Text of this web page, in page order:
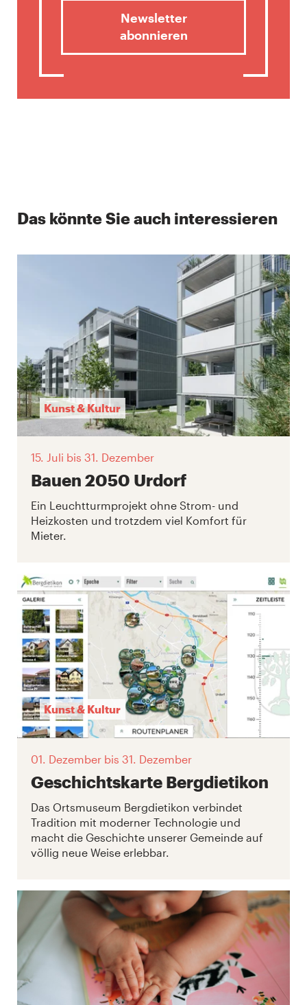
Newsletter
abonnieren
Das könnte Sie auch interessieren
Kunst & Kultur
15. Juli bis 31. Dezember
Bauen 2050 Urdorf
Ein Leuchtturmprojekt ohne Strom- und
Heizkosten und trotzdem viel Komfort für
Mieter.
Kunst & Kultur
01. Dezember bis 31. Dezember
Geschichtskarte Bergdietikon
Das Ortsmuseum Bergdietikon verbindet
Tradition mit moderner Technologie und
macht die Geschichte unserer Gemeinde auf
völlig neue Weise erlebbar.